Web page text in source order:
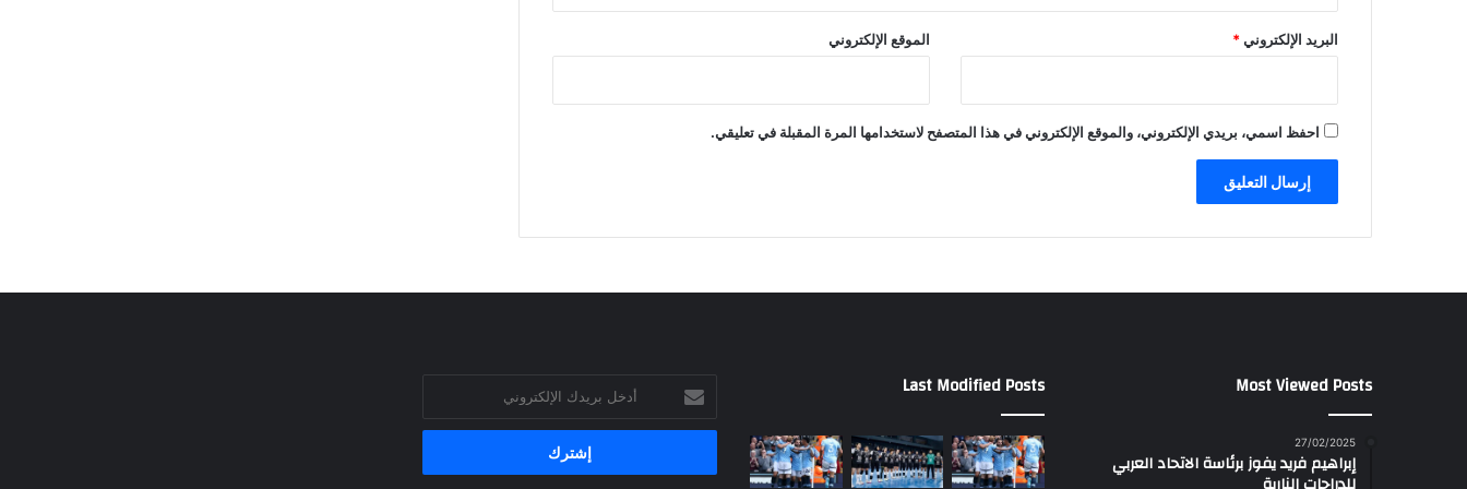
البريد الإلكتروني* الموقع الإلكتروني
احفظ اسمي، بريدي الإلكتروني، والموقع الإلكتروني في هذا المتصفح لاستخدامها المرة المقبلة في تعليقي.
Most Viewed Posts
27/02/2025
إبراهيم فريد يفوز برئاسة الاتحاد العربي
Last Modified Posts
بريدك
الإلكتروني